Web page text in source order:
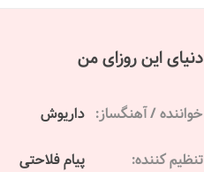
دنیای این روزای من
خواننده / آهنگساز: داریوش
تنظیم کننده: پیام فلاحتی